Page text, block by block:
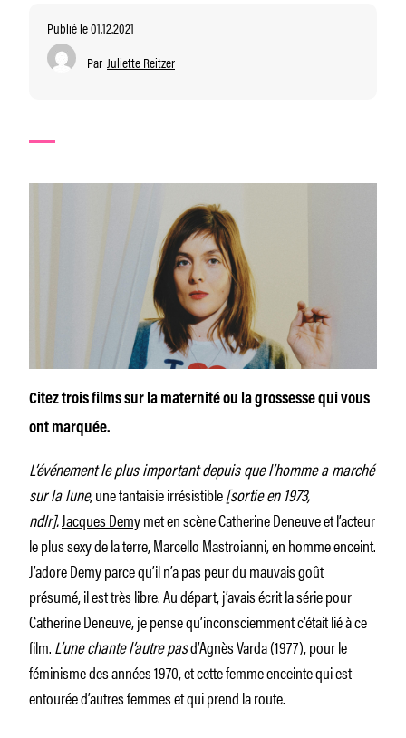
Publié le 01.12.2021
Par Juliette Reitzer
Citez trois films sur la maternité ou la grossesse qui vous
ont marquée.
L’événement le plus important depuis que l’homme a marché
sur la lune, une fantaisie irrésistible[sortie en 1973,
ndlr].Jacques Demymet en scène Catherine Deneuve et l’acteur
le plus sexy de la terre, Marcello Mastroianni, en homme enceint.
J’adore Demy parce qu’il n’a pas peur du mauvais goût
présumé, il est très libre. Au départ, j’avais écrit la série pour
Catherine Deneuve, je pense qu’inconsciemment c’était lié à ce
film.L’une chante l’autre pasd’Agnès Varda(1977), pour le
féminisme des années 1970, et cette femme enceinte qui est
entourée d’autres femmes et qui prend la route.